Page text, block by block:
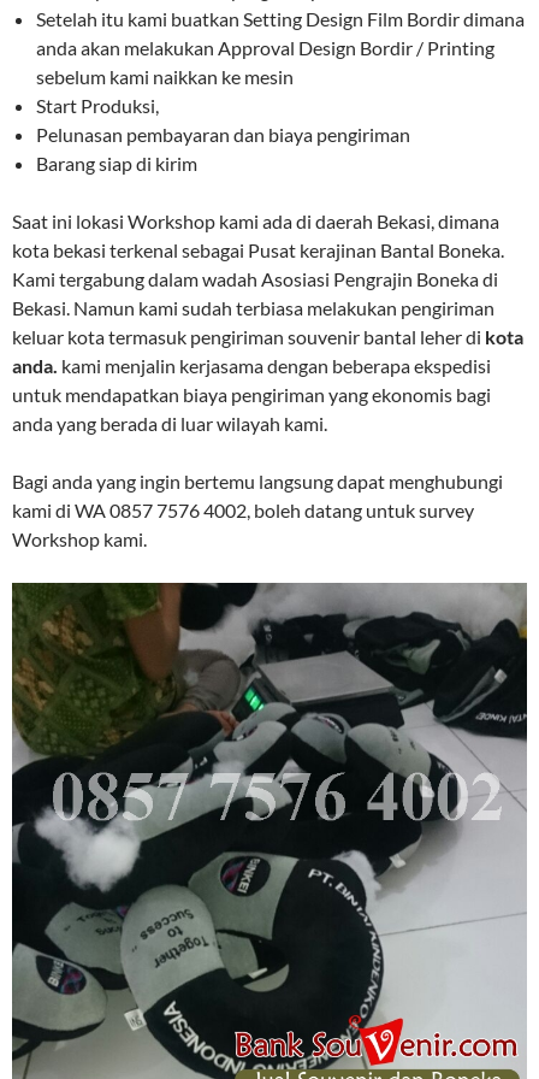
Setelah itu kami buatkan Setting Design Film Bordir dimana
anda akan melakukan Approval Design Bordir / Printing
sebelum kami naikkan ke mesin
Start Produksi,
Pelunasan pembayaran dan biaya pengiriman
Barang siap di kirim
Saat ini lokasi Workshop kami ada di daerah Bekasi, dimana
kota bekasi terkenal sebagai Pusat kerajinan Bantal Boneka.
Kami tergabung dalam wadah Asosiasi Pengrajin Boneka di
Bekasi. Namun kami sudah terbiasa melakukan pengiriman
keluar kota termasuk pengiriman souvenir bantal leher di kota
anda. kami menjalin kerjasama dengan beberapa ekspedisi
untuk mendapatkan biaya pengiriman yang ekonomis bagi
anda yang berada di luar wilayah kami.
Bagi anda yang ingin bertemu langsung dapat menghubungi
kami di WA 0857 7576 4002, boleh datang untuk survey
Workshop kami.